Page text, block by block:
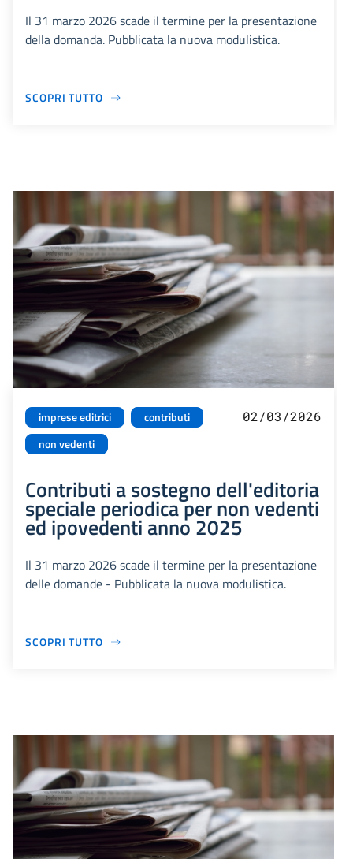
Il 31 marzo 2026 scade il termine per la presentazione
della domanda. Pubblicata la nuova modulistica.
SCOPRI TUTTO
imprese editrici
contributi
non vedenti
02/03/2026
Contributi a sostegno dell'editoria
speciale periodica per non vedenti
ed ipovedenti anno 2025
Il 31 marzo 2026 scade il termine per la presentazione
delle domande - Pubblicata la nuova modulistica.
SCOPRI TUTTO